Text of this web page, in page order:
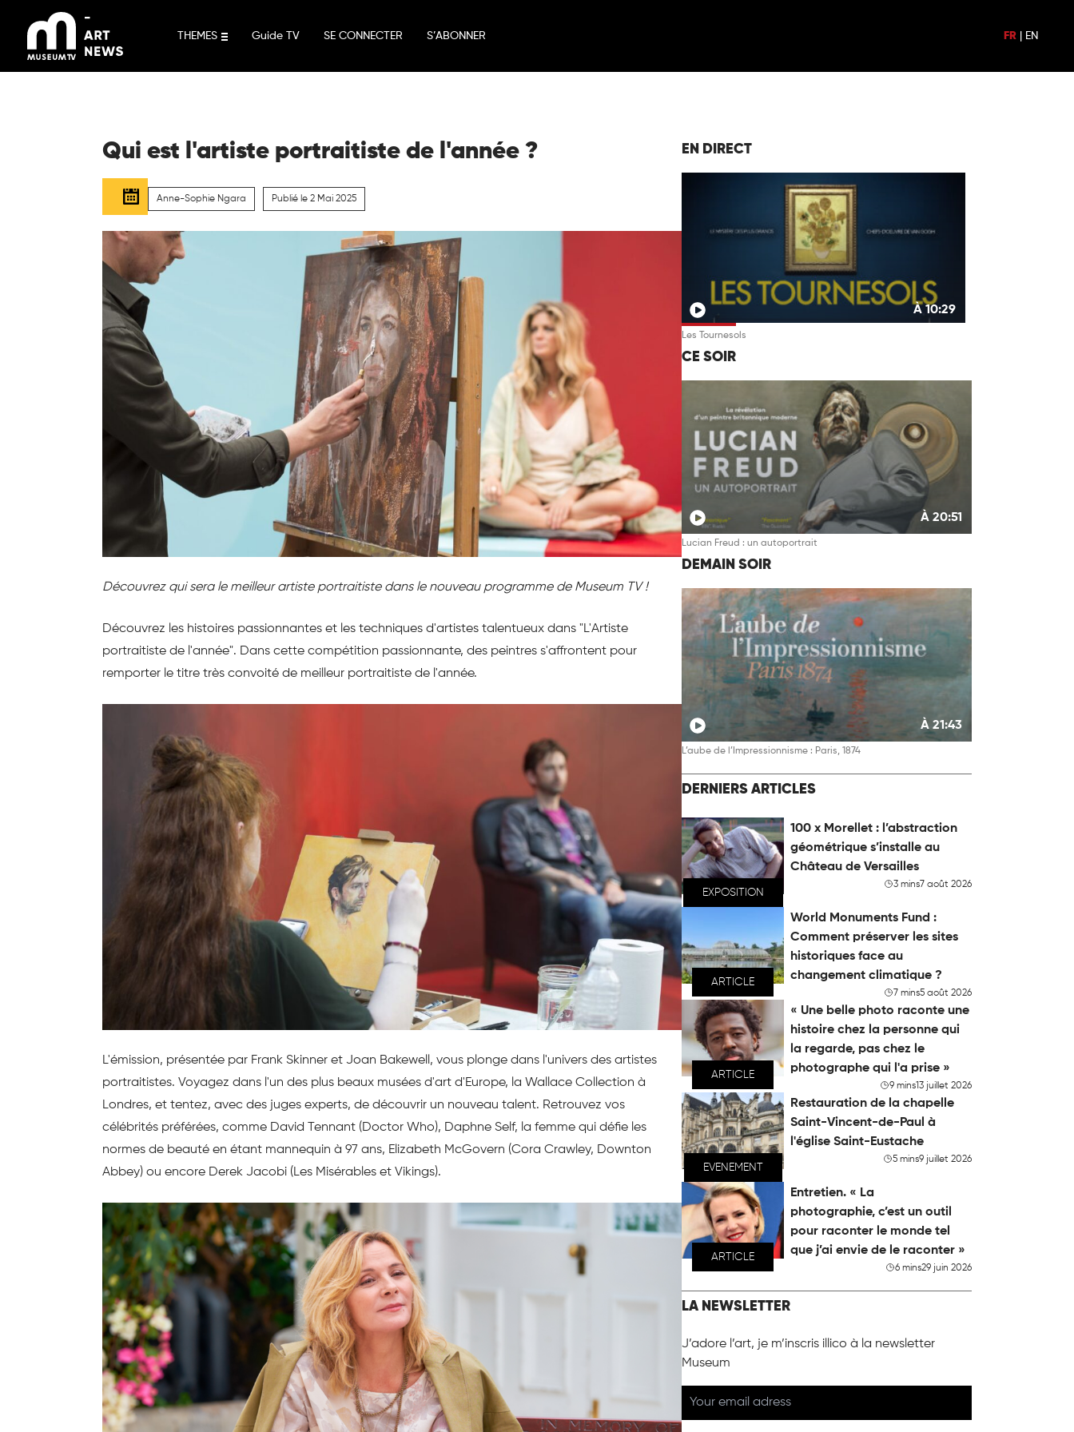
contenu
THEMES Guide TV SE CONNECTER S’ABONNER FR EN
Qui est l'artiste portraitiste de l'année ?
Anne-Sophie Ngara Publié le 2 Mai 2025
Découvrez qui sera le meilleur artiste portraitiste dans le nouveau programme de Museum TV !
Découvrez les histoires passionnantes et les techniques d'artistes talentueux dans "L'Artiste
portraitiste de l'année". Dans cette compétition passionnante, des peintres s'affrontent pour
remporter le titre très convoité de meilleur portraitiste de l'année.
L'émission, présentée par Frank Skinner et Joan Bakewell, vous plonge dans l'univers des artistes
portraitistes. Voyagez dans l'un des plus beaux musées d'art d'Europe, la Wallace Collection à
Londres, et tentez, avec des juges experts, de découvrir un nouveau talent. Retrouvez vos
célébrités préférées, comme David Tennant (Doctor Who), Daphne Self, la femme qui défie les
normes de beauté en étant mannequin à 97 ans, Elizabeth McGovern (Cora Crawley, Downton
Abbey) ou encore Derek Jacobi (Les Misérables et Vikings).
EN DIRECT
À 10:29
Les Tournesols
CE SOIR
À 20:51
Lucian Freud : un autoportrait
DEMAIN SOIR
À 21:43
L’aube de l’Impressionnisme : Paris, 1874
DERNIERS ARTICLES
EXPOSITION
100 x Morellet : l’abstraction
géométrique s’installe au
Château de Versailles
3 mins7 août 2026
ARTICLE
World Monuments Fund :
Comment préserver les sites
historiques face au
changement climatique ?
7 mins5 août 2026
ARTICLE
« Une belle photo raconte une
histoire chez la personne qui
la regarde, pas chez le
photographe qui l'a prise »
9 mins13 juillet 2026
EVENEMENT
Restauration de la chapelle
Saint-Vincent-de-Paul à
l'église Saint-Eustache
5 mins9 juillet 2026
ARTICLE
Entretien. « La
photographie, c’est un outil
pour raconter le monde tel
que j’ai envie de le raconter »
6 mins29 juin 2026
LA NEWSLETTER
J’adore l’art, je m’inscris illico à la newsletter
Museum